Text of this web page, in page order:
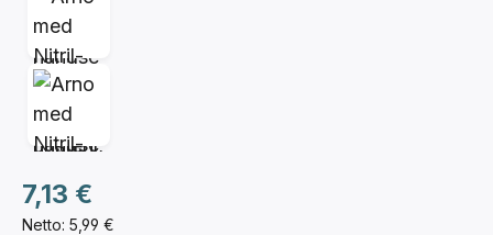
Netto: 5,99 €
Regulärer Preis:
7,13 €